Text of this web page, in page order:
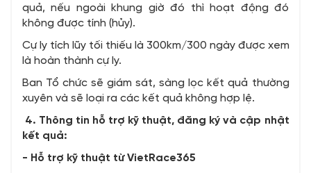
quả, nếu ngoài khung giờ đó thì hoạt động đó
không được tính (hủy).
Cự ly tích lũy tối thiếu là 300km/300 ngày được xem
là hoàn thành cự ly.
Ban Tổ chức sẽ giám sát, sàng lọc kết quả thường
xuyên và sẽ loại ra các kết quả không hợp lệ.
4. Thông tin hỗ trợ kỹ thuật, đăng ký và cập nhật
kết quả:
- Hỗ trợ kỹ thuật từ VietRace365